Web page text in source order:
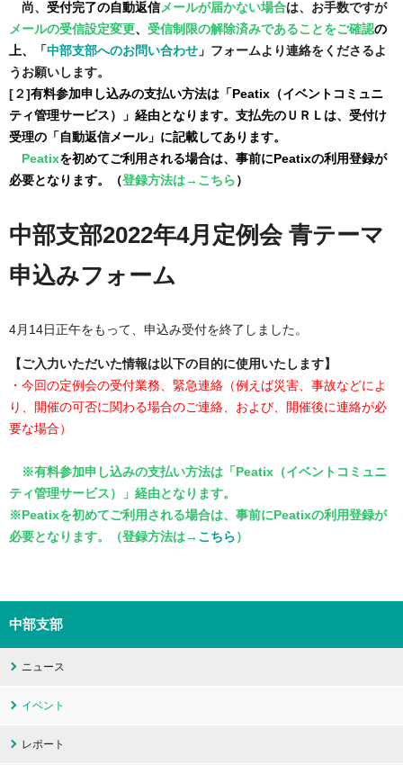
尚、 受付完了の自動返信メールが届かない場合は、お手数ですが
メールの受信設定変更、 受信制限の解除済みであることをご確認の
上、 「 中部支部へのお問い合わせ 」フォームより連絡をくださるよ
うお願いします。
[２] 有料参加申し込みの支払い方法は「Peatix（イベントコミュニ
ティ管理サービス）」経由となります。支払先のＵＲＬは、受付け
受理の「自動返信メール」に記載してあります。
Peatixを初めてご利用される場合は、事前にPeatixの利用登録が
必要となります。（登録方法は→ こちら ）
中部支部2022年4月定例会 青テーマ
申込みフォーム
4月14日正午をもって、申込み受付を終了しました。
【ご入力いただいた情報は以下の目的に使用いたします】
・今回の定例会の受付業務、緊急連絡（例えば災害、事故などによ
り、開催の可否に関わる場合のご連絡、および、開催後に連絡が必
要な場合）
※有料参加申し込みの支払い方法は「Peatix（イベントコミュニ
ティ管理サービス）」経由となります。
※Peatixを初めてご利用される場合は、事前にPeatixの利用登録が
必要となります。（登録方法は→ こちら ）
中部支部
ニュース
イベント
レポート